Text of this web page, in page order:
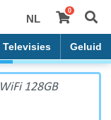
NL
0
Televisies Geluid
128GB
128GB